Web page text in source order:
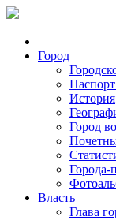
Город
История
Город
Города-
Власть
Глава